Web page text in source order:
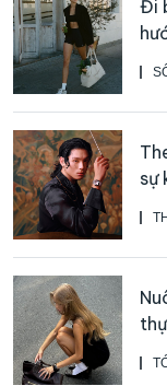
Đi
sự